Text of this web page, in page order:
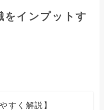
をインプットす
すく解説】